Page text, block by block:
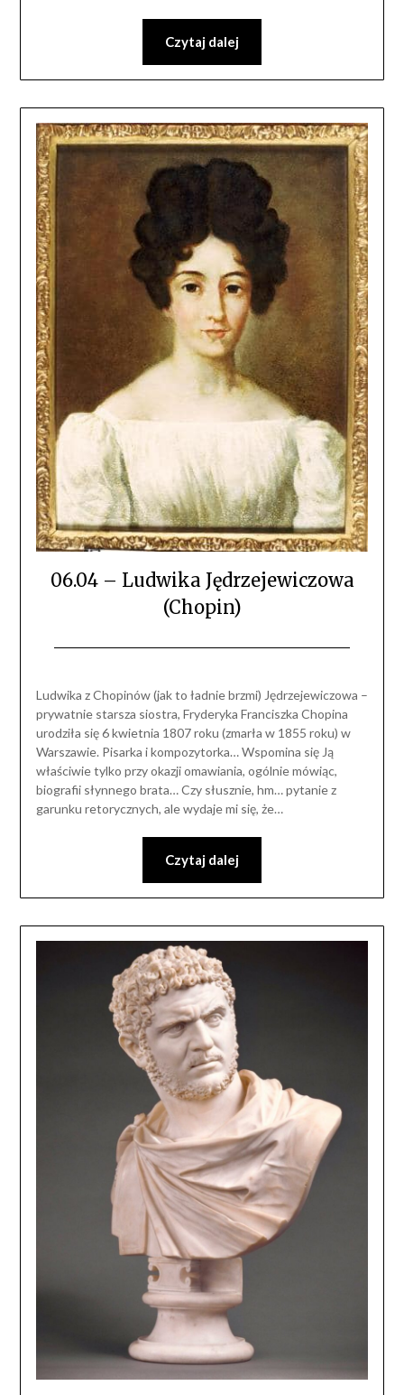
Czytaj dalej
06.04 – Ludwika Jędrzejewiczowa
(Chopin)
Ludwika z Chopinów (jak to ładnie brzmi) Jędrzejewiczowa –
prywatnie starsza siostra, Fryderyka Franciszka Chopina
urodziła się 6 kwietnia 1807 roku (zmarła w 1855 roku) w
Warszawie. Pisarka i kompozytorka… Wspomina się Ją
właściwie tylko przy okazji omawiania, ogólnie mówiąc,
biografii słynnego brata… Czy słusznie, hm… pytanie z
garunku retorycznych, ale wydaje mi się, że…
Czytaj dalej